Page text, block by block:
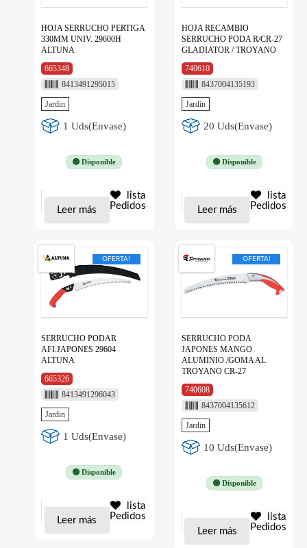
HOJA SERRUCHO PERTIGA
330MM UNIV. 29600H
ALTUNA
665348
8413491295015
Jardin
1 Uds(Envase)
🟢 Disponible
Leer más
lista
Pedidos
HOJA RECAMBIO
SERRUCHO PODA R/CR-27
GLADIATOR / TROYANO
740610
8437004135193
Jardin
20 Uds(Envase)
🟢 Disponible
Leer más
lista
Pedidos
OFERTA!
SERRUCHO PODAR
AFI.JAPONES 29604
ALTUNA
665326
8413491296043
Jardin
1 Uds(Envase)
🟢 Disponible
Leer más
lista
Pedidos
OFERTA!
SERRUCHO PODA
JAPONES MANGO
ALUMINIO /GOMA AL
TROYANO CR-27
740608
8437004135612
Jardin
10 Uds(Envase)
🟢 Disponible
Leer más
lista
Pedidos